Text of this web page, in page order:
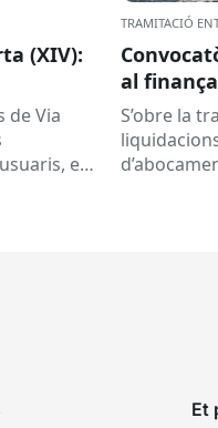
(XIV):
de Via
es
TRAMITACIÓ
al
liquidat
S’obre la
Et